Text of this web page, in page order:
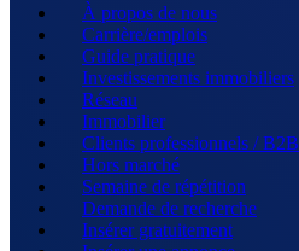
À propos de nous
Carrière/emplois
Guide pratique
Investissements immobiliers
Réseau
Immobilier
Clients professionnels / B2B
Hors marché
Semaine de répétition
Demande de recherche
Insérer gratuitement